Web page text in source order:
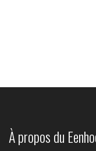
À propos du